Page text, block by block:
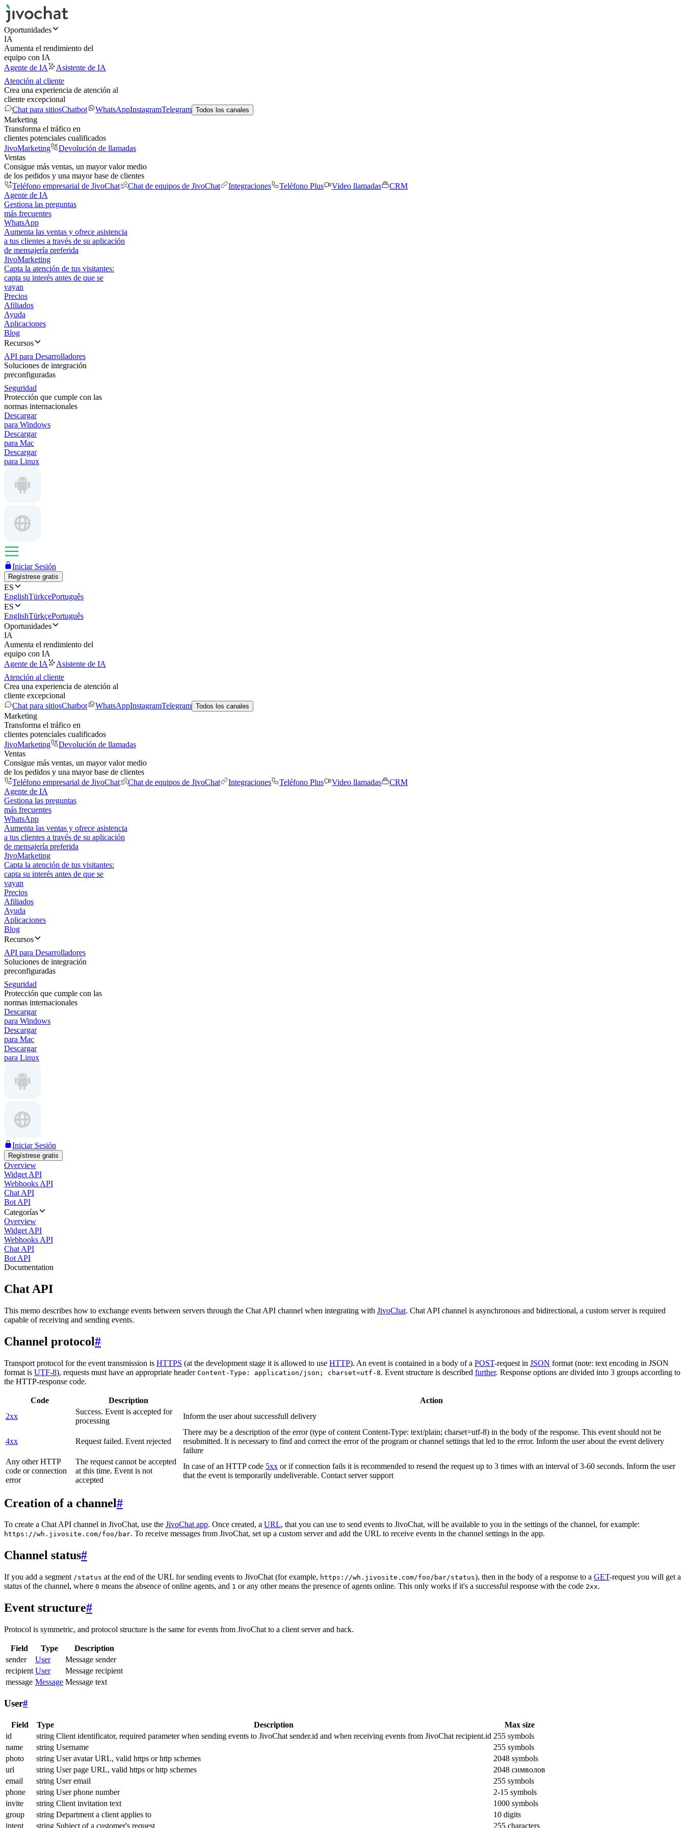
Oportunidades
IA
Aumenta el rendimiento del
equipo con IA
Agente de IA
Asistente de IA
Atención al cliente
Crea una experiencia de atención al
cliente excepcional
Chat para sitiosChatbot WhatsAppInstagramTelegram Todos los canales
Marketing
Transforma el tráfico en
clientes potenciales cualificados
JivoMarketing
Devolución de llamadas
Ventas
Consigue más ventas, un mayor valor medio
de los pedidos y una mayor base de clientes
Teléfono empresarial de JivoChat
Chat de equipos de JivoChat Integraciones Teléfono Plus Video llamadas
CRM
Agente de IA
Gestiona las preguntas
más frecuentes
WhatsApp
Aumenta las ventas y ofrece asistencia
a tus clientes a través de su aplicación
de mensajería preferida
JivoMarketing
Capta la atención de tus visitantes:
capta su interés antes de que se
vayan
Precios
Afiliados
Ayuda
Aplicaciones
Blog
Recursos
API para Desarrolladores
Soluciones de integración
preconfiguradas
Seguridad
Protección que cumple con las
normas internacionales
Descargar
para Windows
Descargar
para Mac
Descargar
para Linux
Iniciar Sesión
Regístrese gratis
ES
EnglishTürkçePortuguês
ES
EnglishTürkçePortuguês
Oportunidades
IA
Aumenta el rendimiento del
equipo con IA
Agente de IA
Asistente de IA
Atención al cliente
Crea una experiencia de atención al
cliente excepcional
Chat para sitiosChatbot WhatsAppInstagramTelegram Todos los canales
Marketing
Transforma el tráfico en
clientes potenciales cualificados
JivoMarketing
Devolución de llamadas
Ventas
Consigue más ventas, un mayor valor medio
de los pedidos y una mayor base de clientes
Teléfono empresarial de JivoChat
Chat de equipos de JivoChat Integraciones Teléfono Plus Video llamadas
CRM
Agente de IA
Gestiona las preguntas
más frecuentes
WhatsApp
Aumenta las ventas y ofrece asistencia
a tus clientes a través de su aplicación
de mensajería preferida
JivoMarketing
Capta la atención de tus visitantes:
capta su interés antes de que se
vayan
Precios
Afiliados
Ayuda
Aplicaciones
Blog
Recursos
API para Desarrolladores
Soluciones de integración
preconfiguradas
Seguridad
Protección que cumple con las
normas internacionales
Descargar
para Windows
Descargar
para Mac
Descargar
para Linux
Iniciar Sesión
Regístrese gratis
Overview
Widget API
Webhooks API
Chat API
Bot API
Categorías
Overview
Widget API
Webhooks API
Chat API
Bot API
Documentation
Chat API
This memo describes how to exchange events between servers through the Chat API channel when integrating with JivoChat. Chat API channel is asynchronous and bidirectional, a custom server is required
capable of receiving and sending events.
Channel protocol#
Transport protocol for the event transmission is HTTPS (at the development stage it is allowed to use HTTP). An event is contained in a body of a POST-request in JSON format (note: text encoding in JSON
format is UTF-8), requests must have an appropriate header Content-Type: application/json; charset=utf-8. Event structure is described further. Response options are divided into 3 groups according to
the HTTP-response code.
Code Description
Action
2xx
Success. Event is accepted for
processing
Inform the user about successfull delivery
4xx Request failed. Event rejected
There may be a description of the error (type of content Content-Type: text/plain; charset=utf-8) in the body of the response. This event should not be
resubmitted. It is necessary to find and correct the error of the program or channel settings that led to the error. Inform the user about the event delivery
failure
Any other HTTP
code or connection
error
The request cannot be accepted
at this time. Event is not
accepted
In case of an HTTP code 5xx or if connection fails it is recommended to resend the request up to 3 times with an interval of 3-60 seconds. Inform the user
that the event is temporarily undeliverable. Contact server support
Creation of a channel#
To create a Chat API channel in JivoChat, use the JivoChat app. Once created, a URL, that you can use to send events to JivoChat, will be available to you in the settings of the channel, for example:
https://wh.jivosite.com/foo/bar. To receive messages from JivoChat, set up a custom server and add the URL to receive events in the channel settings in the app.
Channel status#
If you add a segment /status at the end of the URL for sending events to JivoChat (for example, https://wh.jivosite.com/foo/bar/status), then in the body of a response to a GET-request you will get a
status of the channel, where 0 means the absence of online agents, and 1 or any other means the presence of agents online. This only works if it's a successful response with the code 2xx.
Event structure#
Protocol is symmetric, and protocol structure is the same for events from JivoChat to a client server and back.
Field Type
Description
sender
User
Message sender
recipient User
Message recipient
message Message Message text
User#
Field Type Description
Max size
id
string Client identificator, required parameter when sending events to JivoChat sender.id and when receiving events from JivoChat recipient.id 255 symbols
name
string Username
255 symbols
photo
string User avatar URL, valid https or http schemes
2048 symbols
url
string User page URL, valid https or http schemes
2048 символов
email
string User email
255 symbols
phone
string User phone number
2-15 symbols
invite
string Client invitation text
1000 symbols
group
string Department a client applies to
10 digits
intent
string Subject of a customer's request 255 characters